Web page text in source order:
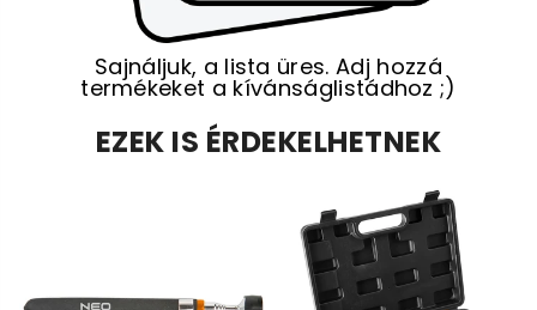
Sajnáljuk, a lista üres. Adj hozzá
termékeket a kívánságlistádhoz ;)
EZEK IS ÉRDEKELHETNEK